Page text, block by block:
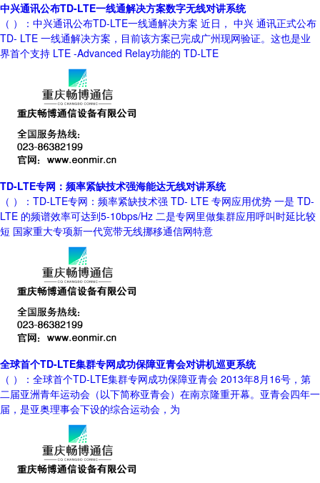
中兴通讯公布TD-LTE一线通解决方案数字无线对讲系统
（ ）：中兴通讯公布TD-LTE一线通解决方案 近日， 中兴 通讯正式公布
TD- LTE 一线通解决方案，目前该方案已完成广州现网验证。这也是业
界首个支持 LTE -Advanced Relay功能的 TD-LTE
TD-LTE专网：频率紧缺技术强海能达无线对讲系统
（ ）：TD-LTE专网：频率紧缺技术强 TD- LTE 专网应用优势 一是 TD-
LTE 的频谱效率可达到5-10bps/Hz 二是专网里做集群应用呼叫时延比较
短 国家重大专项新一代宽带无线挪移通信网特意
全球首个TD-LTE集群专网成功保障亚青会对讲机巡更系统
（ ）：全球首个TD-LTE集群专网成功保障亚青会 2013年8月16号，第
二届亚洲青年运动会（以下简称亚青会）在南京隆重开幕。亚青会四年一
届，是亚奥理事会下设的综合运动会，为